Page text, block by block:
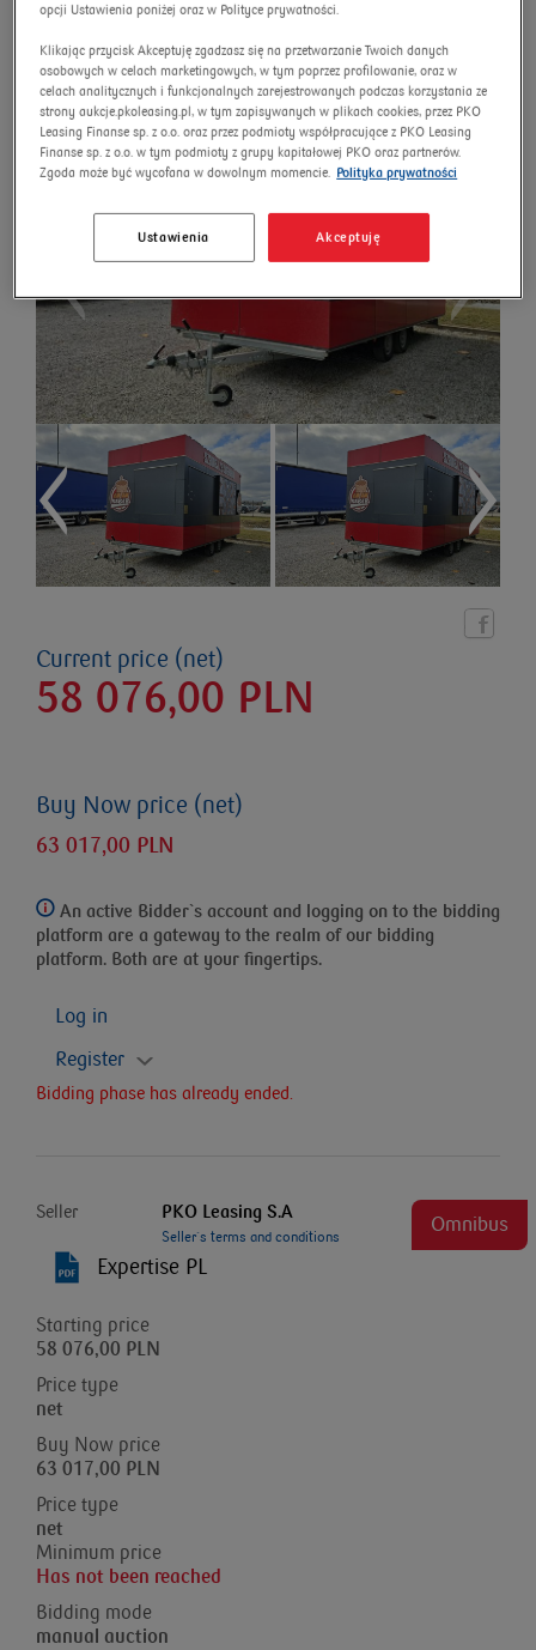
Auction number: 7738/AU/2026
New price
Current price (net)
58 076,00 PLN
Buy Now price (net)
63 017,00 PLN
An active Bidder`s account and logging on to the bidding
platform are a gateway to the realm of our bidding
platform. Both are at your fingertips.
Log in
Register
Bidding phase has already ended.
Seller PKO Leasing S.A
Seller`s terms and conditions
Omnibus
Expertise PL
Starting price
58 076,00 PLN
Price type
net
Buy Now price
63 017,00 PLN
Price type
net
Minimum price
Has not been reached
Bidding mode
manual auction
opcji Ustawienia poniżej oraz w Polityce prywatności.
Klikając przycisk Akceptuję zgadzasz się na przetwarzanie Twoich danych
osobowych w celach marketingowych, w tym poprzez profilowanie, oraz w
celach analitycznych i funkcjonalnych zarejestrowanych podczas korzystania ze
strony aukcje.pkoleasing.pl, w tym zapisywanych w plikach cookies, przez PKO
Leasing Finanse sp. z o.o. oraz przez podmioty współpracujące z PKO Leasing
Finanse sp. z o.o. w tym podmioty z grupy kapitałowej PKO oraz partnerów.
Zgoda może być wycofana w dowolnym momencie.
Polityka prywatności
Akceptuję
Ustawienia